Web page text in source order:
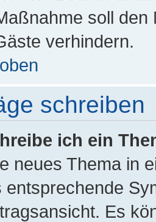
soll
verhindern.
schreiben
ich ein
neues Thema in
entsprechende
Es